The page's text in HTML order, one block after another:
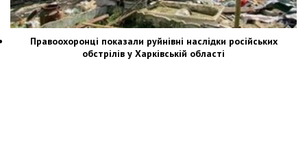
Правоохоронці показали руйнівні наслідки російських
обстрілів у Харківській області